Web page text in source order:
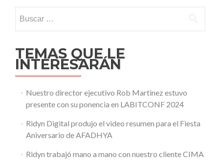
TEMAS QUE LE
INTERESARÁN
Nuestro director ejecutivo Rob Martinez estuvo
presente con su ponencia en LABITCONF 2024
Ridyn Digital produjo el video resumen para el Fiesta
Aniversario de AFADHYA
Ridyn trabajó mano a mano con nuestro cliente CIMA